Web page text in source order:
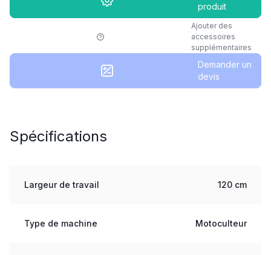
produit
Ajouter des
accessoires
supplémentaires
Demander un
devis
Spécifications
Largeur de travail 120 cm
Type de machine Motoculteur